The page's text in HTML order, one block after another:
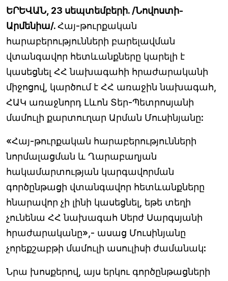
ԵՐԵՎԱՆ, 23 սեպտեմբերի. /Նովոստի-
Արմենիա/.Հայ-թուրքական
հարաբերությունների բարելավման
վտանգավոր հետևանքները կարելի է
կասեցնել ՀՀ նախագահի հրաժարականի
միջոցով, կարծում է ՀՀ առաջին նախագահ,
ՀԱԿ առաջնորդ Լևոն Տեր-Պետրոսյանի
մամուլի քարտուղար Արման Մուսինյանը:
«Հայ-թուրքական հարաբերությունների
նորմալացման և Ղարաբաղյան
հակամարտության կարգավորման
գործընթացի վտանգավոր հետևանքները
հնարավոր չի լինի կասեցնել, եթե տեղի
չունենա ՀՀ նախագահ Սերժ Սարգսյանի
հրաժարականը»,- ասաց Մուսինյանը
չորեքշաբթի մամուլի ասուլիսի ժամանակ:
Նրա խոսքերով, այս երկու գործընթացների